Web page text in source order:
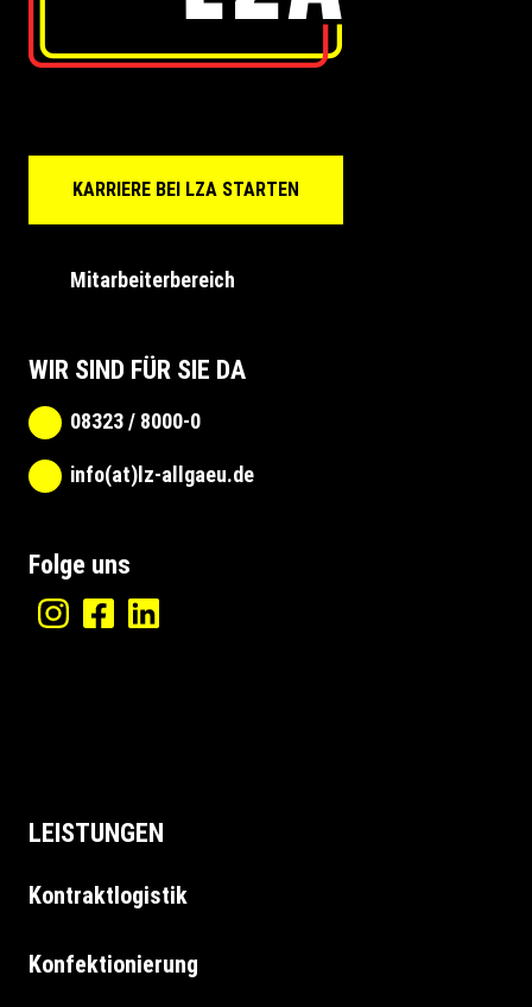
LEISTUNGEN
Kontraktlogistik
Konfektionierung
KARRIERE BEI LZA STARTEN
Mitarbeiterbereich
WIR SIND FÜR SIE DA
08323 / 8000-0
info(at)lz-allgaeu.de
Folge uns